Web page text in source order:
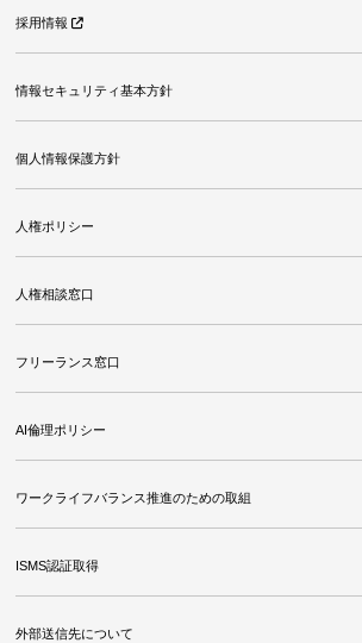
採用情報
情報セキュリティ基本方針
個人情報保護方針
人権ポリシー
人権相談窓口
フリーランス窓口
AI倫理ポリシー
ワークライフバランス推進のための取組
ISMS認証取得
外部送信先について